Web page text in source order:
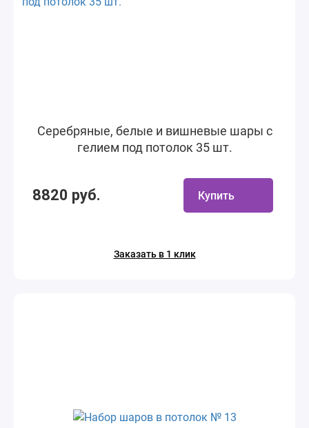
Серебряные, белые и вишневые шары с
гелием под потолок 35 шт.
8820 руб. Купить
Заказать в 1 клик